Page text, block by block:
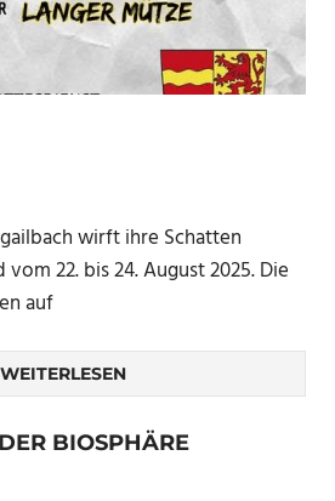
wirft ihre Schatten
22. bis 24. August 2025. Die
auf
WEITERLESEN
BIOSPHÄRE